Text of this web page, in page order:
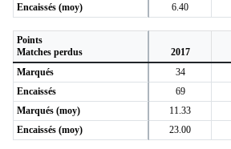
Encaissés (moy)
6.40
Points
Matches perdus
2017
Marqués
34
Encaissés
69
Marqués (moy)
11.33
Encaissés (moy)
23.00